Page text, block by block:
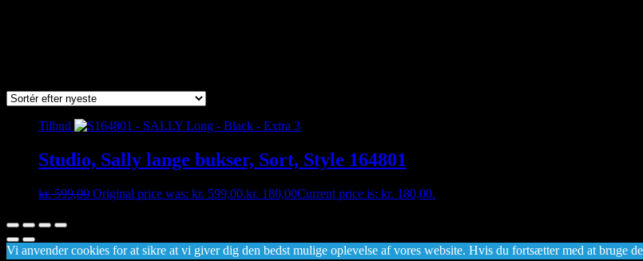
Tilbud
Studio, Sally lange bukser, Sort, Style 164801
kr.599,00 Original price was: kr. 599,00.kr. 180,00Current price is: kr. 180,00.
Vi anvender cookies for at sikre at vi giver dig den bedst mulige oplevelse af vores website. Hvis du fortsætter med at bruge